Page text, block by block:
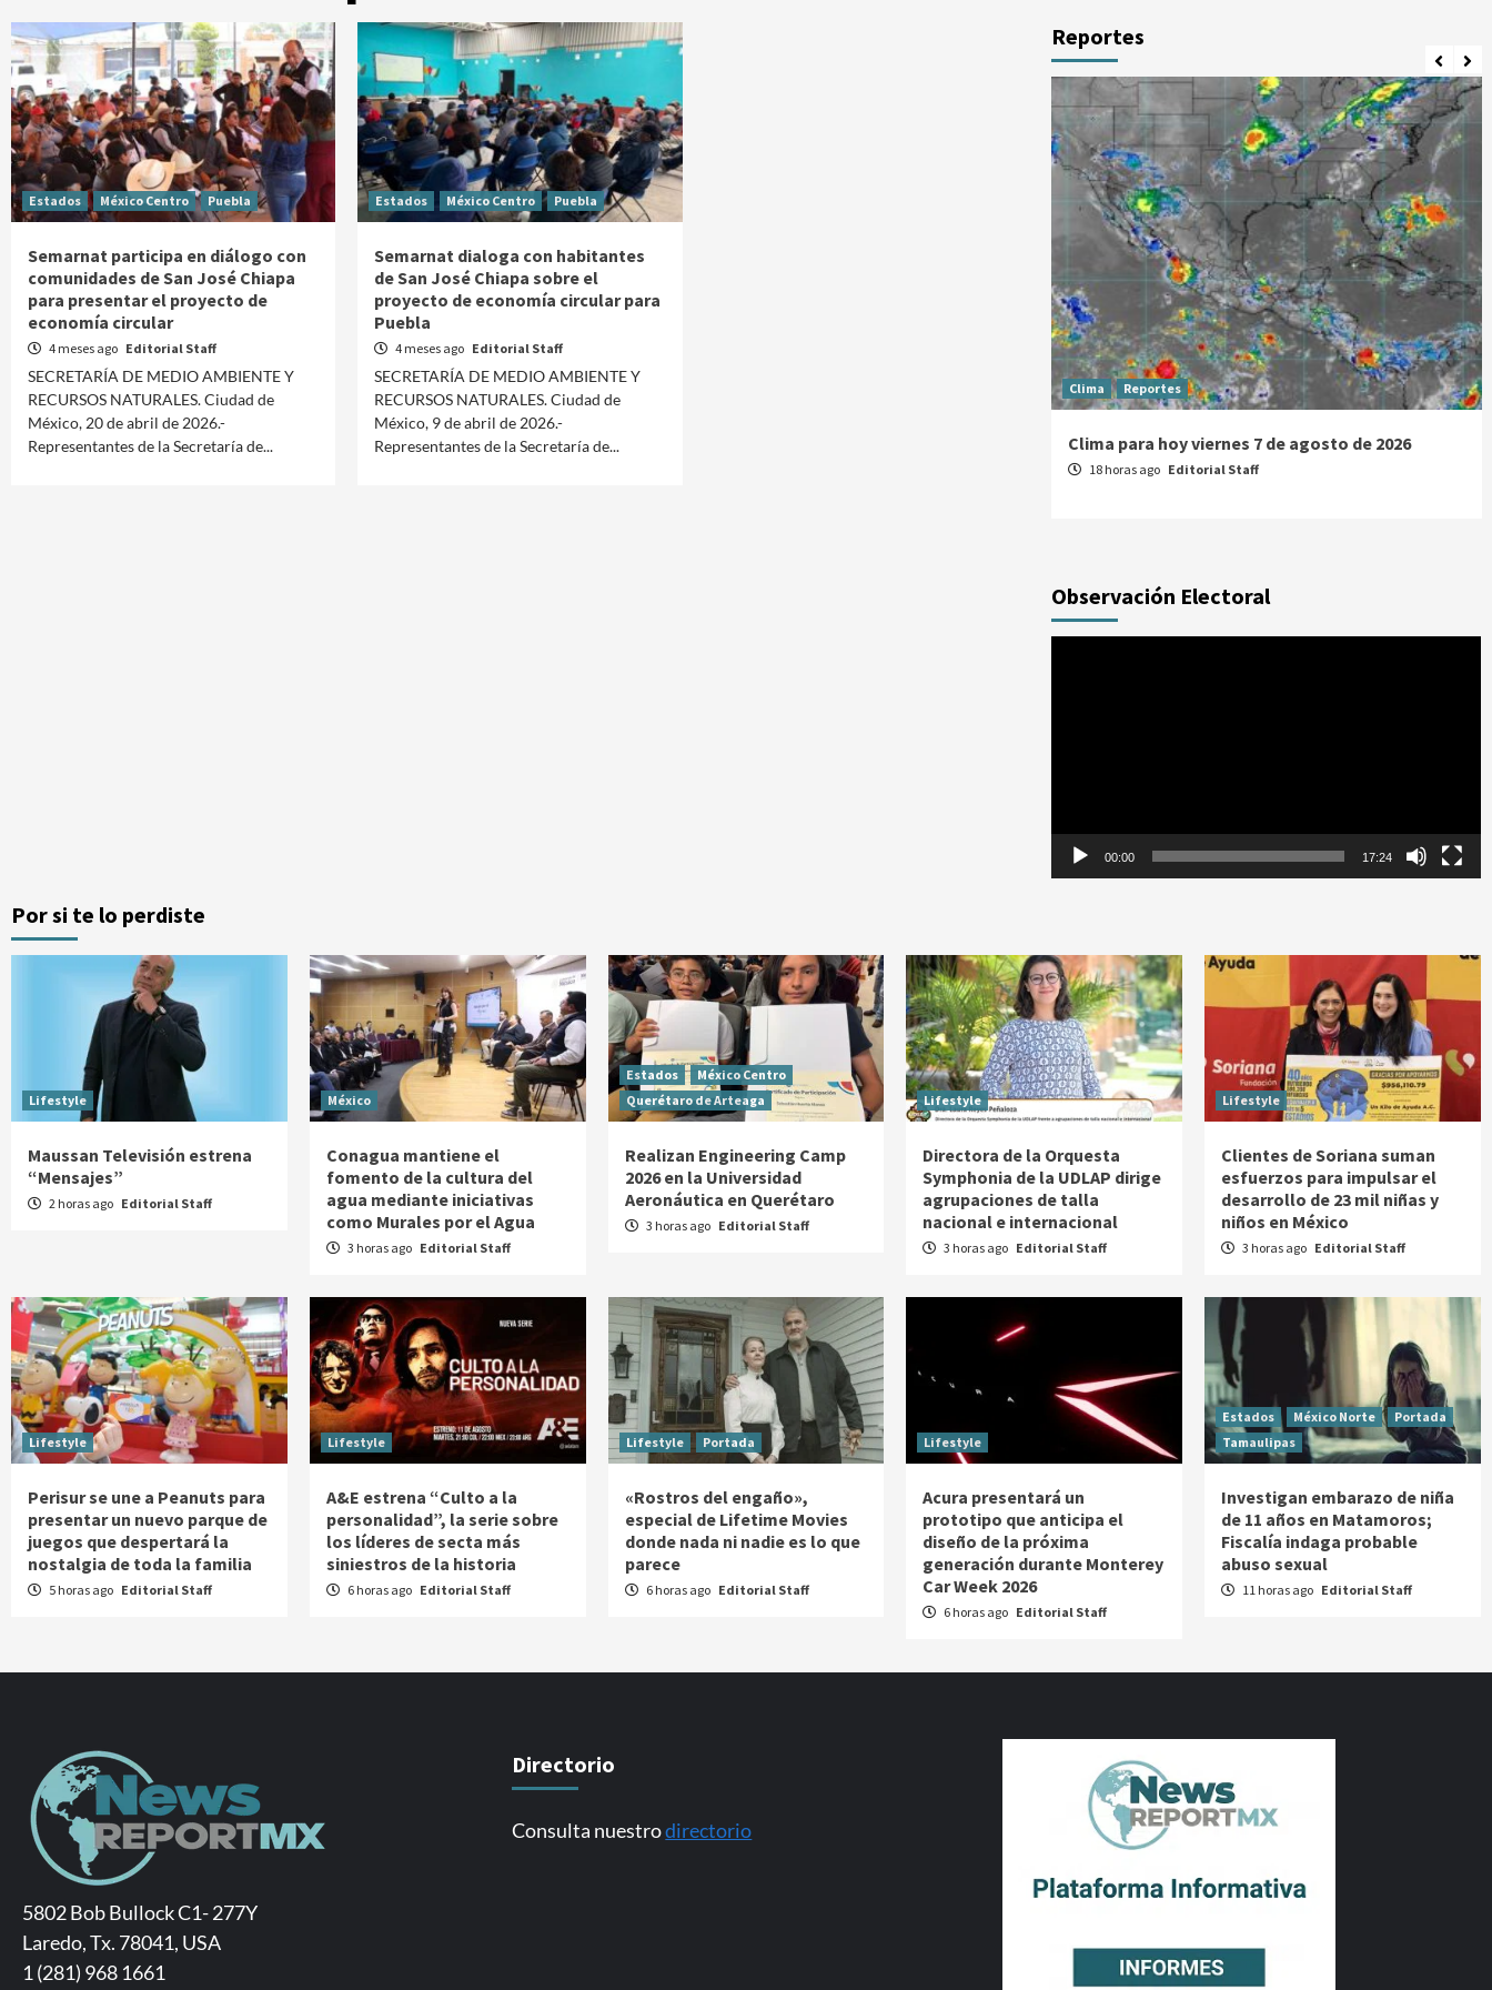
Estados México Centro Puebla
Semarnat participa en diálogo con
comunidades de San José Chiapa
para presentar el proyecto de
economía circular
4 meses ago Editorial Staff
SECRETARÍA DE MEDIO AMBIENTE Y
RECURSOS NATURALES. Ciudad de
México, 20 de abril de 2026.-
Representantes de la Secretaría de...
Estados México Centro Puebla
Semarnat dialoga con habitantes
de San José Chiapa sobre el
proyecto de economía circular para
Puebla
4 meses ago Editorial Staff
SECRETARÍA DE MEDIO AMBIENTE Y
RECURSOS NATURALES. Ciudad de
México, 9 de abril de 2026.-
Representantes de la Secretaría de...
Reportes
Clima Reportes
Clima para hoy viernes 7 de agosto de 2026
18 horas ago Editorial Staff
Observación Electoral
00:00 17:24
Por si te lo perdiste
Lifestyle
Maussan Televisión estrena
“Mensajes”
2 horas ago Editorial Staff
México
Conagua mantiene el
fomento de la cultura del
agua mediante iniciativas
como Murales por el Agua
3 horas ago Editorial Staff
Estados
México Centro
Querétaro de Arteaga
Realizan Engineering Camp
2026 en la Universidad
Aeronáutica en Querétaro
3 horas ago Editorial Staff
Lifestyle
Directora de la Orquesta
Symphonia de la UDLAP dirige
agrupaciones de talla
nacional e internacional
3 horas ago Editorial Staff
Lifestyle
Clientes de Soriana suman
esfuerzos para impulsar el
desarrollo de 23 mil niñas y
niños en México
3 horas ago Editorial Staff
Lifestyle
Perisur se une a Peanuts para
presentar un nuevo parque de
juegos que despertará la
nostalgia de toda la familia
5 horas ago Editorial Staff
Lifestyle
A&E estrena “Culto a la
personalidad”, la serie sobre
los líderes de secta más
siniestros de la historia
6 horas ago Editorial Staff
Lifestyle Portada
«Rostros del engaño»,
especial de Lifetime Movies
donde nada ni nadie es lo que
parece
6 horas ago Editorial Staff
Lifestyle
Acura presentará un
prototipo que anticipa el
diseño de la próxima
generación durante Monterey
Car Week 2026
6 horas ago Editorial Staff
Estados México Norte
Portada
Tamaulipas
Investigan embarazo de niña
de 11 años en Matamoros;
Fiscalía indaga probable
abuso sexual
11 horas ago Editorial Staff
5802 Bob Bullock C1- 277Y
Laredo, Tx. 78041, USA
1 (281) 968 1661
Directorio
Consulta nuestrodirectorio